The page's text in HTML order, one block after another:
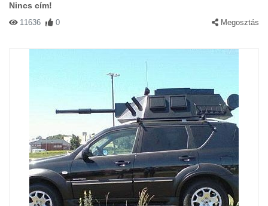
Nincs cím!
11636 0 Megosztás